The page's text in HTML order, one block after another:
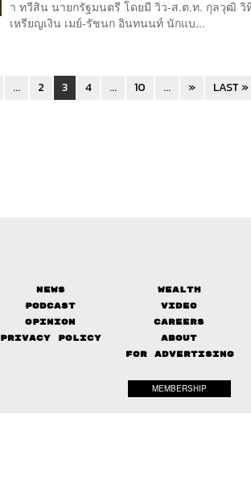
า ทวีสิน นายกรัฐมนตรี โดยมี วิว-ส.ต.ท. กุลวุฒิ
เหรียญเงิน เมย์-รัชนก อินทนนท์ นักแบ...
... 2 3 4 ... 10 ... » LAST »
News Wealth
Podcast
Video
Opinion
Careers
Privacy Policy
About
FOR ADVERTISING
MEMBERSHIP